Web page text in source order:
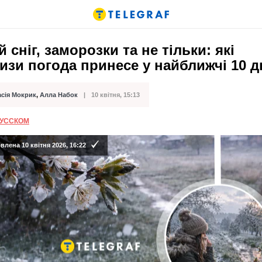
сніг, заморозки та не тільки: які
погода принесе у найближчі 10
Мокрик, Алла Набок 10 квітня, 15:13
10 квітня 2026, 16:22